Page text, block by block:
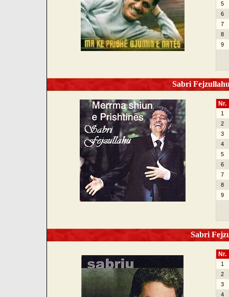
5
6
7
8
9
Sabri
Nr.
1
2
3
4
5
6
7
8
9
Sabri
Nr.
1
2
3
4